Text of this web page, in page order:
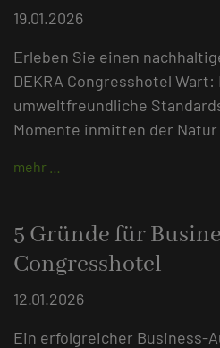
19.01.2026
Erleben Sie einen
DEKRA Congresshotel Wart:
umweltfreundliche
Momente inmitten der Natur
mehr …
5 Gründe für
Congresshotel
12.01.2026
Ein erfolgreicher Business-